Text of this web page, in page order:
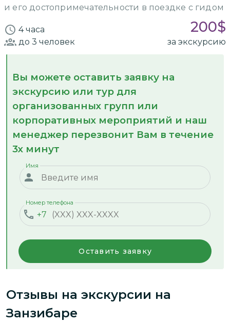
и его достопримечательности в поездке с гидом
4 часа 200$
до 3 человек за экскурсию
Вы можете оставить заявку на
экскурсию или тур для
организованных групп или
корпоративных мероприятий и наш
менеджер перезвонит Вам в течение
3х минут
Имя
+7
Номер телефона
Оставить заявку
Отзывы на экскурсии на
Занзибаре